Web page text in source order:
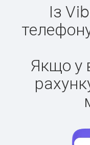
Із
Якщо у